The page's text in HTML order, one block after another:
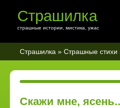
Страшилка
страшные истории, мистика, ужас
Страшилка » Страшные стихи
Скажи мне,